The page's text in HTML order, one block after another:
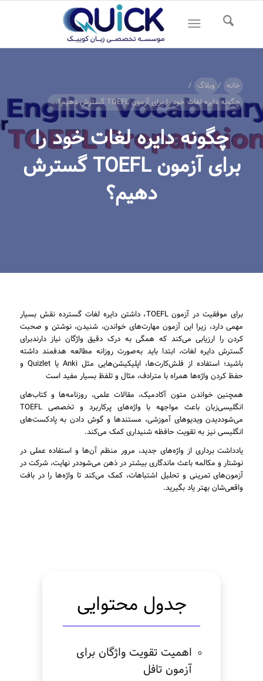
خانه / وبلاگ /
چگونه دایره لغات خود را برای آزمون TOEFL گسترش دهیم؟...
چگونه دایره لغات خود را
برای آزمون TOEFL گسترش
دهیم؟
برای موفقیت در آزمون TOEFL، داشتن دایره لغات گسترده نقش بسیار
مهمی دارد، زیرا این آزمون مهارت‌های خواندن، شنیدن، نوشتن و صحبت
کردن را ارزیابی می‌کند که همگی به درک دقیق واژگان نیاز دارندبرای
گسترش دایره لغات، ابتدا باید به‌صورت روزانه مطالعه هدفمند داشته
باشید؛ استفاده از فلش‌کارت‌ها، اپلیکیشن‌هایی مثل Anki یا Quizlet و
حفظ کردن واژه‌ها همراه با مترادف، مثال و تلفظ بسیار مفید است
همچنین خواندن متون آکادمیک، مقالات علمی، روزنامه‌ها و کتاب‌های
انگلیسی‌زبان باعث مواجهه با واژه‌های پرکاربرد و تخصصی TOEFL
می‌شوددیدن ویدیوهای آموزشی، مستندها و گوش دادن به پادکست‌های
انگلیسی نیز به تقویت حافظه شنیداری کمک می‌کند.
یادداشت ‌برداری از واژه‌های جدید، مرور منظم آن‌ها و استفاده عملی در
نوشتار و مکالمه باعث ماندگاری بیشتر در ذهن می‌شوددر نهایت، شرکت در
آزمون‌های تمرینی و تحلیل اشتباهات، کمک می‌کند تا واژه‌ها را در بافت
واقعی‌شان بهتر یاد بگیرید.
جدول محتوایی
اهمیت تقویت واژگان برای
آزمون تافل